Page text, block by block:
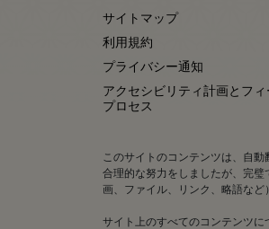
サイトマップ
利用規約
プライバシー通知
アクセシビリティ計画とフィ
プロセス
このサイトのコンテンツは、自
合理的な努力をしましたが、完
画、ファイル、リンク、略語など
サイト上のすべてのコンテンツ